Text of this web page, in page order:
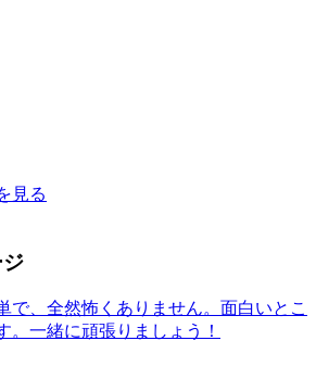
見る
で、全然怖くありません。面白いとこ
。一緒に頑張りましょう！